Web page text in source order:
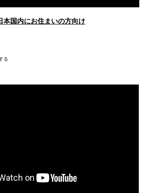
本国内にお住まいの方向け
る